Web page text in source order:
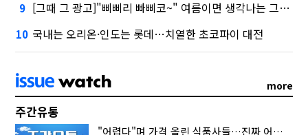
9 [그때 그 광고]"삐삐리 빠삐코~" 여름이면 생각나는 그 노래
10 국내는 오리온·인도는 롯데…치열한 초코파이 대전
more
주간유통
"어렵다"며 가격 올린 식품사들…진짜 어려운 거 맞아?